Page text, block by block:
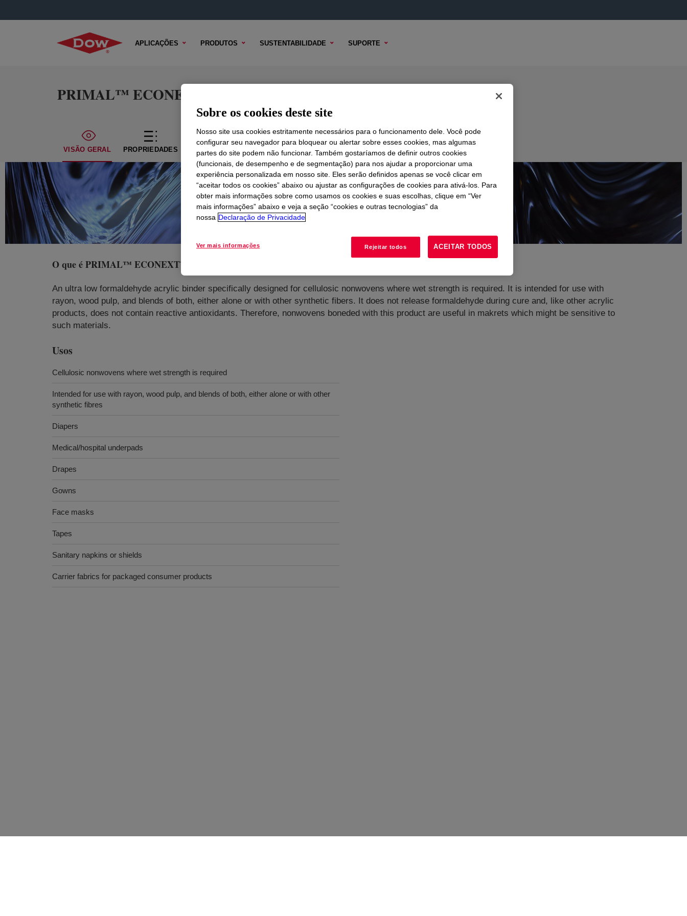
APLICAÇÕES PRODUTOS SUSTENTABILIDADE SUPORTE
PRIMAL™ ECONEXT™ 230 Water-Borne Binder
VISÃO GERAL PROPRIEDADES CONTEÚDO TÉCNICO OPÇÕES DE AMOSTRA OPÇÕES DE COMPRA
O que éPRIMAL™ ECONEXT™ 230 Water-Borne Binder
An ultra low formaldehyde acrylic binder specifically designed for cellulosic nonwovens where wet strength is required. It is intended for use with
rayon, wood pulp, and blends of both, either alone or with other synthetic fibers. It does not release formaldehyde during cure and, like other acrylic
products, does not contain reactive antioxidants. Therefore, nonwovens boneded with this product are useful in makrets which might be sensitive to
such materials.
Usos
Cellulosic nonwovens where wet strength is required
Intended for use with rayon, wood pulp, and blends of both, either alone or with other
synthetic fibres
Diapers
Medical/hospital underpads
Drapes
Gowns
Face masks
Tapes
Sanitary napkins or shields
Carrier fabrics for packaged consumer products
Sobre os cookies deste site
Nosso site usa cookies estritamente necessários para o funcionamento dele. Você pode
configurar seu navegador para bloquear ou alertar sobre esses cookies, mas algumas
partes do site podem não funcionar. Também gostaríamos de definir outros cookies
(funcionais, de desempenho e de segmentação) para nos ajudar a proporcionar uma
experiência personalizada em nosso site. Eles serão definidos apenas se você clicar em
“aceitar todos os cookies” abaixo ou ajustar as configurações de cookies para ativá-los. Para
obter mais informações sobre como usamos os cookies e suas escolhas, clique em “Ver
mais informações” abaixo e veja a seção “cookies e outras tecnologias” da
nossa Declaração de Privacidade
Ver mais informações Rejeitar todos ACEITAR TODOS